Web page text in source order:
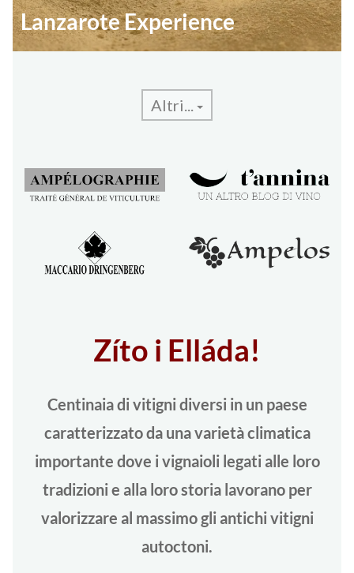
Lanzarote Experience
Altri...
Zíto i Elláda!
Centinaia di vitigni diversi in un paese
caratterizzato da una varietà climatica
importante dove i vignaioli legati alle loro
tradizioni e alla loro storia lavorano per
valorizzare al massimo gli antichi vitigni
autoctoni.